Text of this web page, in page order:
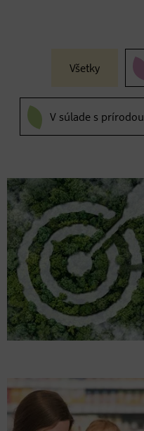
Všetky
V súlade s prírodou